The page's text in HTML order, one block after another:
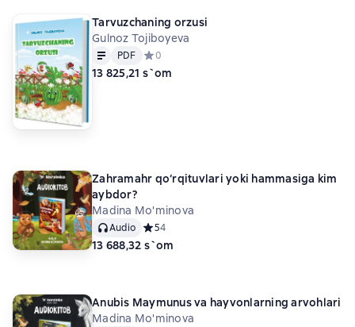
Tarvuzchaning orzusi
Gulnoz Tojiboyeva
Matn PDF
PDF Средний рейтинг 0 на основе 0 оценок
0
13 825,21 s`om
Zahramahr qo‘rqituvlari yoki hammasiga kim
aybdor?
Madina Mo'minova
Audio Средний рейтинг 5 на основе 4 оценок
54
13 688,32 s`om
Anubis Maymunus va hayvonlarning arvohlari
Madina Mo'minova